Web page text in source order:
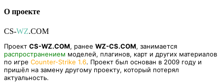
О проекте
CS-WZ.COM
Проект CS-WZ.COM, ранее WZ-CS.COM, занимается
распространением моделей, плагинов, карт и других материалов
по игре Counter-Strike 1.6. Проект был основан в 2009 году и
пришёл на замену другому проекту, который потерял
актуальность.